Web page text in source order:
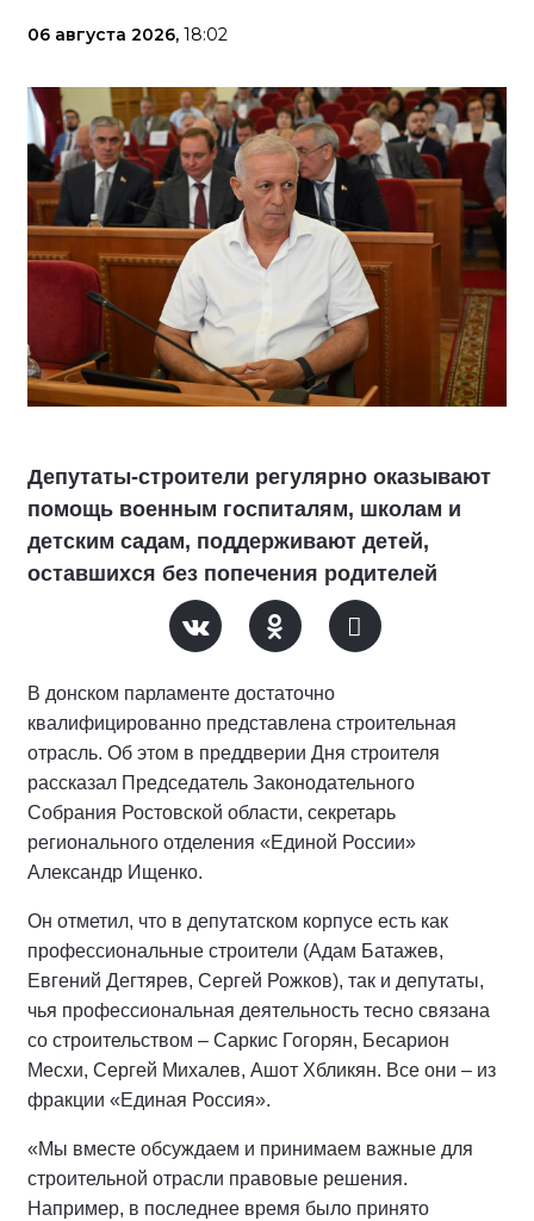
06 августа 2026, 18:02
Депутаты-строители регулярно оказывают
помощь военным госпиталям, школам и
детским садам, поддерживают детей,
оставшихся без попечения родителей
В донском парламенте достаточно
квалифицированно представлена строительная
отрасль. Об этом в преддверии Дня строителя
рассказал Председатель Законодательного
Собрания Ростовской области, секретарь
регионального отделения «Единой России»
Александр Ищенко.
Он отметил, что в депутатском корпусе есть как
профессиональные строители (Адам Батажев,
Евгений Дегтярев, Сергей Рожков), так и депутаты,
чья профессиональная деятельность тесно связана
со строительством – Саркис Гогорян, Бесарион
Месхи, Сергей Михалев, Ашот Хбликян. Все они – из
фракции «Единая Россия».
«Мы вместе обсуждаем и принимаем важные для
строительной отрасли правовые решения.
Например, в последнее время было принято